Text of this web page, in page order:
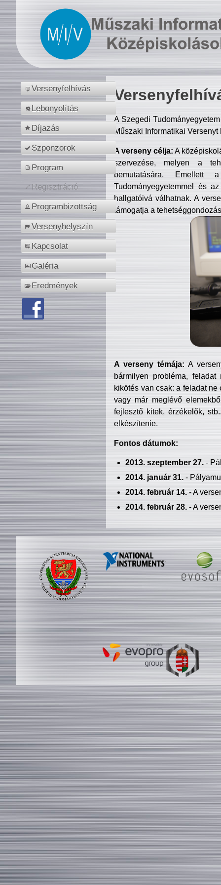
Versenyfelhívás
Lebonyolítás
Díjazás
Szponzorok
Program
Regisztráció
Programbizottság
Versenyhelyszín
Kapcsolat
Galéria
Eredmények
A Szegedi
Műszaki Informatikai
A verseny célja: A
szervezése, melyen a
bemutatására. Emellett
Tudományegyetemmel és
hallgatóivá válhatnak. A
támogatja a
A verseny témája: A
bármilyen probléma, feladat
kikötés van csak: a feladat
vagy már meglévő
fejlesztő kitek, érzékelők,
elkészítenie.
Fontos dátumok:
2013. szeptember 27.-
2014. január 31.-
2014. február 14.- A
2014. február 28.- A